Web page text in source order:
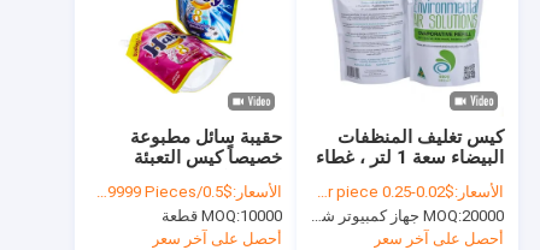
حقيبة سائل مطبوعة
خصيصاً كيس التعبئة
البلاستيكي للمطهر
الأسعار:$0.5/Pieces 30000-99999 Pieces
MOQ:10000 قطعة
أحصل على آخر سعر
كيس تغليف المنظفات
البيضاء سعة 1 لتر ، غطاء
تغليف مسحوق الغسيل
OEM
الأسعار:$0.02-0.25 per piece
MOQ:20000 جهاز كمبيوتر شخصى
أحصل على آخر سعر